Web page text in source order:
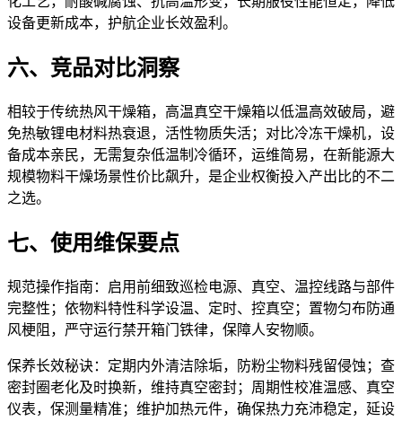
设备更新成本，护航企业长效盈利。
六、竞品对比洞察
相较于传统热风干燥箱，高温真空干燥箱以低温高效破局，避
免热敏锂电材料热衰退，活性物质失活；对比冷冻干燥机，设
备成本亲民，无需复杂低温制冷循环，运维简易，在新能源大
规模物料干燥场景性价比飙升，是企业权衡投入产出比的不二
之选。
七、使用维保要点
规范操作指南：启用前细致巡检电源、真空、温控线路与部件
完整性；依物料特性科学设温、定时、控真空；置物匀布防通
风梗阻，严守运行禁开箱门铁律，保障人安物顺。
保养长效秘诀：定期内外清洁除垢，防粉尘物料残留侵蚀；查
密封圈老化及时换新，维持真空密封；周期性校准温感、真空
仪表，保测量精准；维护加热元件，确保热力充沛稳定，延设